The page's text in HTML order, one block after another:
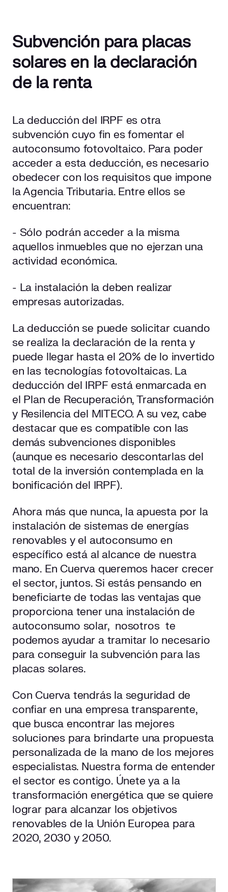
Subvención para placas
solares en la declaración
de la renta
La deducción del IRPF es otra
subvención cuyo fin es fomentar el
autoconsumo fotovoltaico. Para poder
acceder a esta deducción, es necesario
obedecer con los requisitos que impone
la Agencia Tributaria. Entre ellos se
encuentran:
- Sólo podrán acceder a la misma
aquellos inmuebles que no ejerzan una
actividad económica.
- La instalación la deben realizar
empresas autorizadas.
La deducción se puede solicitar cuando
se realiza la declaración de la renta y
puede llegar hasta el 20% de lo invertido
en las tecnologías fotovoltaicas. La
deducción del IRPF está enmarcada en
el Plan de Recuperación, Transformación
y Resilencia del MITECO. A su vez, cabe
destacar que es compatible con las
demás subvenciones disponibles
(aunque es necesario descontarlas del
total de la inversión contemplada en la
bonificación del IRPF).
Ahora más que nunca, la apuesta por la
instalación de sistemas de energías
renovables y el autoconsumo en
específico está al alcance de nuestra
mano. En Cuerva queremos hacer crecer
el sector, juntos. Si estás pensando en
beneficiarte de todas las ventajas que
proporciona tener una instalación de
autoconsumo solar, nosotros te
podemos ayudar a tramitar lo necesario
para conseguir la subvención para las
placas solares.
Con Cuerva tendrás la seguridad de
confiar en una empresa transparente,
que busca encontrar las mejores
soluciones para brindarte una propuesta
personalizada de la mano de los mejores
especialistas. Nuestra forma de entender
el sector es contigo. Únete ya a la
transformación energética que se quiere
lograr para alcanzar los objetivos
renovables de la Unión Europea para
2020, 2030 y 2050.